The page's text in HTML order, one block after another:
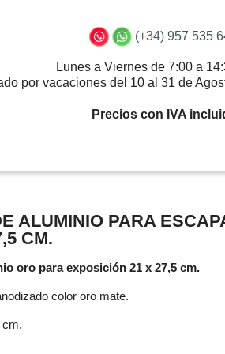
(+34) 957 535
Lunes a Viernes de 7:00 a
por vacaciones del 10 al 31 de
Precios con IVA
ALUMINIO PARA
CM.
oro para exposición 21 x 27,5 cm.
color oro mate.
cm.